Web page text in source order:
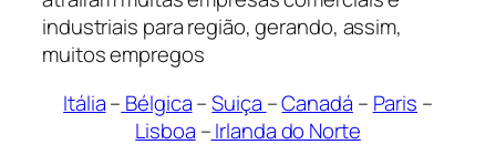
industriais para região, gerando, assim,
muitos empregos
Itália– Bélgica–Suiça –Canadá – Paris –
Lisboa –Irlanda do Norte